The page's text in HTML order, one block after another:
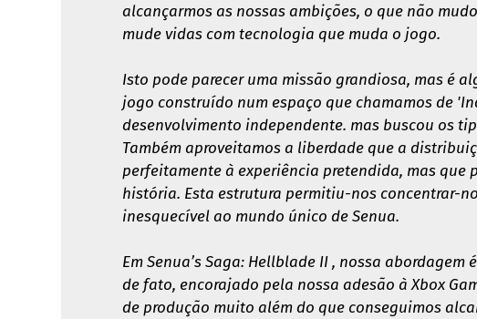
alcançarmos as nossas ambições, o que não
mude vidas com tecnologia que muda o jogo.
Isto pode parecer uma missão grandiosa, mas é
jogo construído num espaço que chamamos de
desenvolvimento independente. mas buscou os
Também aproveitamos a liberdade que a
perfeitamente à experiência pretendida, mas que
história. Esta estrutura permitiu-nos concentrar-
inesquecível ao mundo único de Senua.
Em Senua’s Saga: Hellblade II , nossa
de fato, encorajado pela nossa adesão à Xbox
de produção muito além do que conseguimos